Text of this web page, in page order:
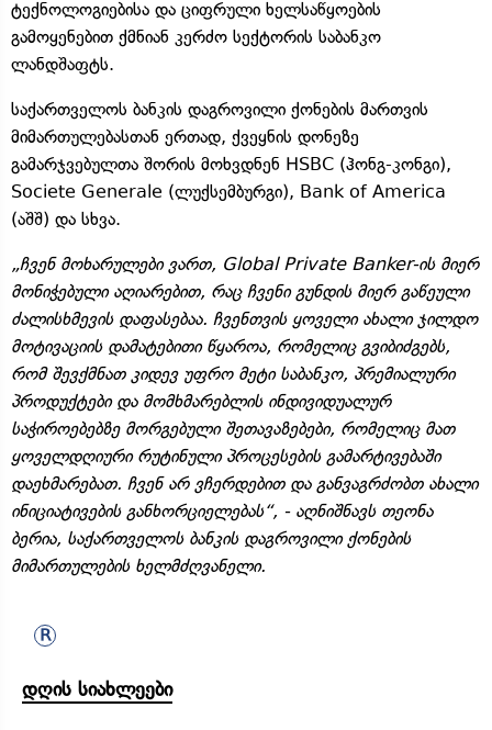
ტექნოლოგიებისა და ციფრული ხელსაწყოების
გამოყენებით ქმნიან კერძო სექტორის საბანკო
ლანდშაფტს.
საქართველოს ბანკის დაგროვილი ქონების მართვის
მიმართულებასთან ერთად, ქვეყნის დონეზე
გამარჯვებულთა შორის მოხვდნენ HSBC (ჰონგ-კონგი),
Societe Generale (ლუქსემბურგი), Bank of America
(აშშ) და სხვა.
„ჩვენ მოხარულები ვართ, Global Private Banker-ის მიერ
მონიჭებული აღიარებით, რაც ჩვენი გუნდის მიერ გაწეული
ძალისხმევის დაფასებაა. ჩვენთვის ყოველი ახალი ჯილდო
მოტივაციის დამატებითი წყაროა, რომელიც გვიბიძგებს,
რომ შევქმნათ კიდევ უფრო მეტი საბანკო, პრემიალური
პროდუქტები და მომხმარებლის ინდივიდუალურ
საჭიროებებზე მორგებული შეთავაზებები, რომელიც მათ
ყოველდღიური რუტინული პროცესების გამარტივებაში
დაეხმარებათ. ჩვენ არ ვჩერდებით და განვაგრძობთ ახალი
ინიციატივების განხორციელებას“, - აღნიშნავს თეონა
ბერია, საქართველოს ბანკის დაგროვილი ქონების
მიმართულების ხელმძღვანელი.
დღის სიახლეები